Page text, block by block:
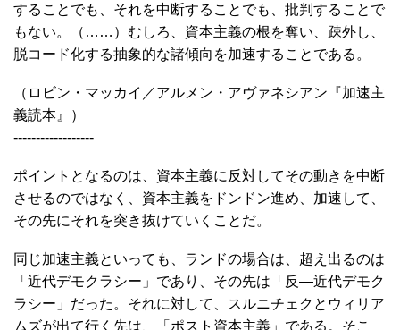
することでも、それを中断することでも、批判することで
もない。（……）むしろ、資本主義の根を奪い、疎外し、
脱コード化する抽象的な諸傾向を加速することである。
（ロビン・マッカイ／アルメン・アヴァネシアン『加速主
義読本』）
------------------
ポイントとなるのは、資本主義に反対してその動きを中断
させるのではなく、資本主義をドンドン進め、加速して、
その先にそれを突き抜けていくことだ。
同じ加速主義といっても、ランドの場合は、超え出るのは
「近代デモクラシー」であり、その先は「反―近代デモク
ラシー」だった。それに対して、スルニチェクとウィリア
ムズが出て行く先は、「ポスト資本主義」である。そこ